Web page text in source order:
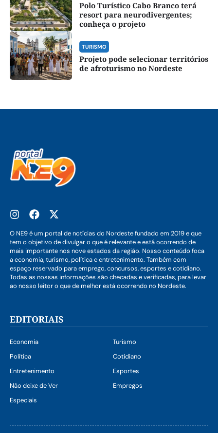
Polo Turístico Cabo Branco terá
resort para neurodivergentes;
conheça o projeto
TURISMO
Projeto pode selecionar territórios
de afroturismo no Nordeste
O NE9 é um portal de notícias do Nordeste fundado em 2019 e que
tem o objetivo de divulgar o que é relevante e está ocorrendo de
mais importante nos nove estados da região. Nosso conteúdo foca
a economia, turismo, política e entretenimento. Também com
espaço reservado para emprego, concursos, esportes e cotidiano.
Todas as nossas informações são checadas e verificadas, para levar
ao nosso leitor o que de melhor está ocorrendo no Nordeste.
EDITORIAIS
Economia
Turismo
Política
Cotidiano
Entretenimento
Esportes
Não deixe de Ver
Empregos
Especiais